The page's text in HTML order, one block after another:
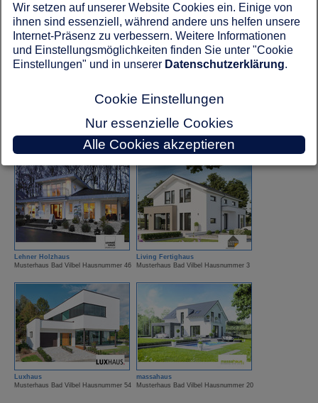
HUF Haus
Musterhaus Bad Vilbel Hausnummer 18
Kampa Haus
Musterhaus Bad Vilbel Hausnummer 19
Lechner Massivhaus
Lehner Holzhaus
Musterhaus Bad Vilbel Hausnummer 46
Living Fertighaus
Musterhaus Bad Vilbel Hausnummer 3
Luxhaus
Musterhaus Bad Vilbel Hausnummer 54
massahaus
Musterhaus Bad Vilbel Hausnummer 20
Wir setzen auf unserer Website Cookies ein. Einige von
ihnen sind essenziell, während andere uns helfen unsere
Internet-Präsenz zu verbessern. Weitere Informationen
und Einstellungsmöglichkeiten finden Sie unter "Cookie
Einstellungen" und in unserer Datenschutzerklärung.
Cookie Einstellungen
Nur essenzielle Cookies
Alle Cookies akzeptieren